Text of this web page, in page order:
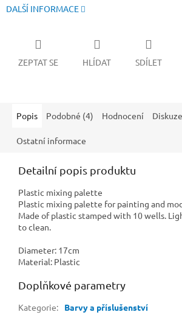
DALŠÍ INFORMACE
ZEPTAT SE HLÍDAT SDÍLET
Popis Podobné (4) Hodnocení Diskuze
Ostatní informace
Detailní popis produktu
Plastic mixing palette
Plastic mixing palette for painting and
Made of plastic stamped with 10 wells.
to clean.
Diameter: 17cm
Material: Plastic
Doplňkové parametry
Kategorie:
Barvy a příslušenství